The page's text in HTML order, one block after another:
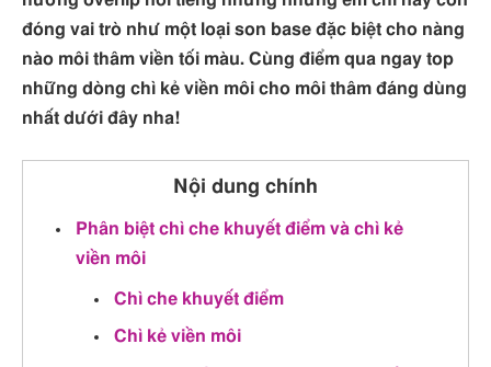
đóng vai trò như một loại son base đặc biệt cho nàng
nào môi thâm viền tối màu. Cùng điểm qua ngay top
những dòng chì kẻ viền môi cho môi thâm đáng dùng
nhất dưới đây nha!
Nội dung chính
Phân biệt chì che khuyết điểm và chì kẻ
viền môi
Chì che khuyết điểm
Chì kẻ viền môi